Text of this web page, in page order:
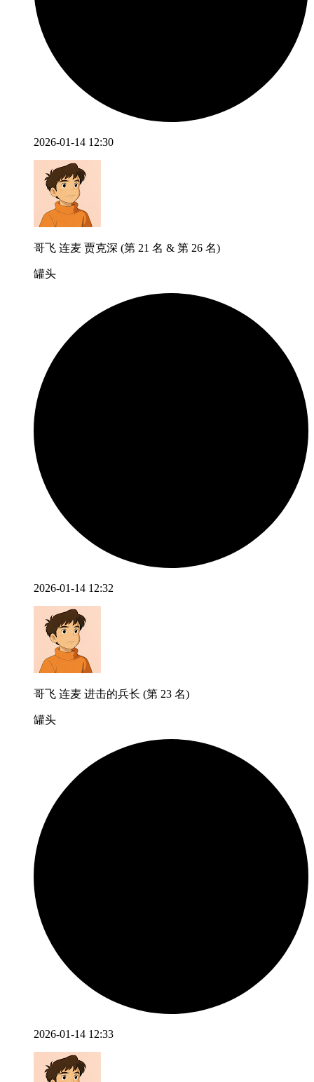
2026-01-14 12:30
哥飞 连麦 贾克深 (第 21 名 & 第 26 名)
罐头
2026-01-14 12:32
哥飞 连麦 进击的兵长 (第 23 名)
罐头
2026-01-14 12:33